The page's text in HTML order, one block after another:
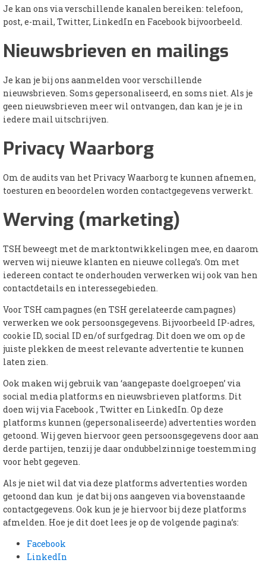
Je kan ons via verschillende kanalen bereiken: telefoon,
post, e-mail, Twitter, LinkedIn en Facebook bijvoorbeeld.
Nieuwsbrieven en mailings
Je kan je bij ons aanmelden voor verschillende
nieuwsbrieven. Soms gepersonaliseerd, en soms niet. Als je
geen nieuwsbrieven meer wil ontvangen, dan kan je je in
iedere mail uitschrijven.
Privacy Waarborg
Om de audits van het Privacy Waarborg te kunnen afnemen,
toesturen en beoordelen worden contactgegevens verwerkt.
Werving (marketing)
TSH beweegt met de marktontwikkelingen mee, en daarom
werven wij nieuwe klanten en nieuwe collega’s. Om met
iedereen contact te onderhouden verwerken wij ook van hen
contactdetails en interessegebieden.
Voor TSH campagnes (en TSH gerelateerde campagnes)
verwerken we ook persoonsgegevens. Bijvoorbeeld IP-adres,
cookie ID, social ID en/of surfgedrag. Dit doen we om op de
juiste plekken de meest relevante advertentie te kunnen
laten zien.
Ook maken wij gebruik van ‘aangepaste doelgroepen’ via
social media platforms en nieuwsbrieven platforms. Dit
doen wij via Facebook , Twitter en LinkedIn. Op deze
platforms kunnen (gepersonaliseerde) advertenties worden
getoond. Wij geven hiervoor geen persoonsgegevens door aan
derde partijen, tenzij je daar ondubbelzinnige toestemming
voor hebt gegeven.
Als je niet wil dat via deze platforms advertenties worden
getoond dan kun je dat bij ons aangeven via bovenstaande
contactgegevens. Ook kun je je hiervoor bij deze platforms
afmelden. Hoe je dit doet lees je op de volgende pagina’s:
Facebook
LinkedIn